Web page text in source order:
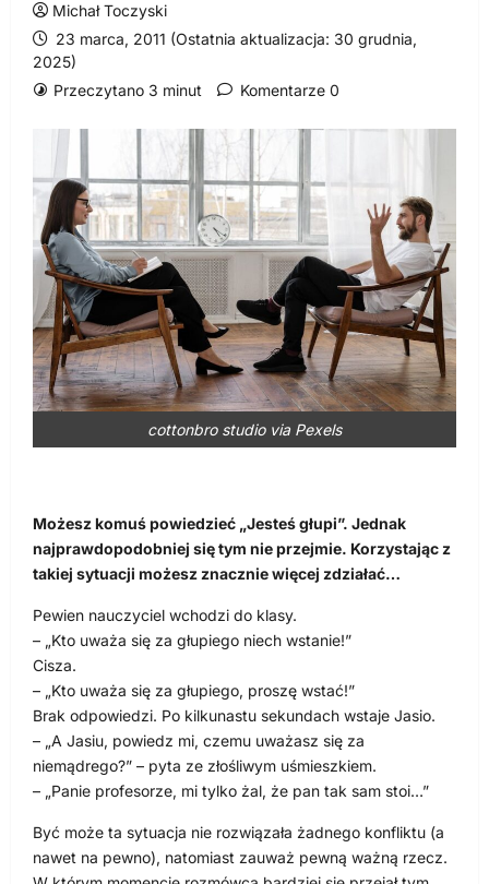
Michał Toczyski
23 marca, 2011 (Ostatnia aktualizacja: 30 grudnia,
2025)
Przeczytano 3 minut
Komentarze 0
cottonbro studio via Pexels
Możesz komuś powiedzieć „Jesteś głupi”. Jednak
najprawdopodobniej się tym nie przejmie. Korzystając z
takiej sytuacji możesz znacznie więcej zdziałać…
Pewien nauczyciel wchodzi do klasy.
– „Kto uważa się za głupiego niech wstanie!”
Cisza.
– „Kto uważa się za głupiego, proszę wstać!”
Brak odpowiedzi. Po kilkunastu sekundach wstaje Jasio.
– „A Jasiu, powiedz mi, czemu uważasz się za
niemądrego?” – pyta ze złośliwym uśmieszkiem.
– „Panie profesorze, mi tylko żal, że pan tak sam stoi…”
Być może ta sytuacja nie rozwiązała żadnego konfliktu (a
nawet na pewno), natomiast zauważ pewną ważną rzecz.